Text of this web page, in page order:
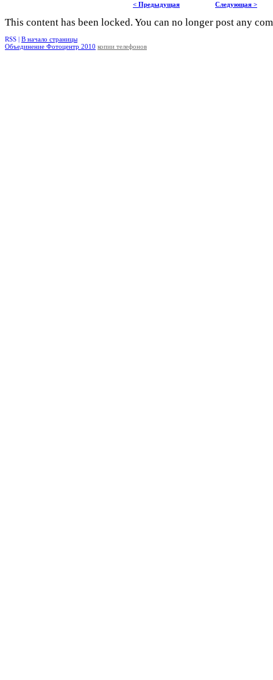
< Предыдущая Следующая >
This content has been locked. You can no longer post any
RSS | В начало страницы
Объединение Фотоцентр 2010 копии телефонов